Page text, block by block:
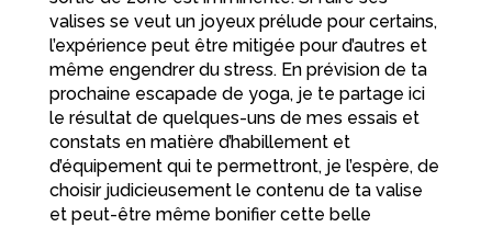
valises se veut un joyeux prélude pour certains,
l’expérience peut être mitigée pour d’autres et
même engendrer du stress. En prévision de ta
prochaine escapade de yoga, je te partage ici
le résultat de quelques-uns de mes essais et
constats en matière d’habillement et
d’équipement qui te permettront, je l’espère, de
choisir judicieusement le contenu de ta valise
et peut-être même bonifier cette belle